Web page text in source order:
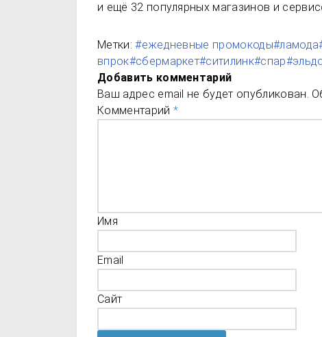
и ещё 32 популярных магазинов и
Метки: #ежедневные промокоды#ламода
впрок#сбермаркет#ситилинк#спар
Добавить комментарий
Ваш адрес email не будет опубликован.
Комментарий *
Имя
Email
Сайт